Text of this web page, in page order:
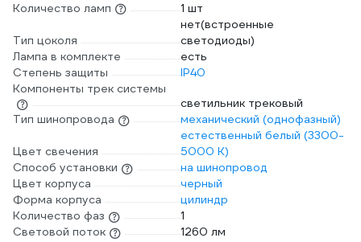
Количество ламп
1 шт
Тип цоколя
нет(встроенные
светодиоды)
Лампа в комплекте
есть
Степень защиты
IP40
Компоненты трек системы
светильник трековый
Тип шинопровода
механический (однофазный)
Цвет свечения
естественный белый (3300-
5000 К)
Способ установки
на шинопровод
Цвет корпуса
черный
Форма корпуса
цилиндр
Количество фаз
1
Световой поток
1260 лм